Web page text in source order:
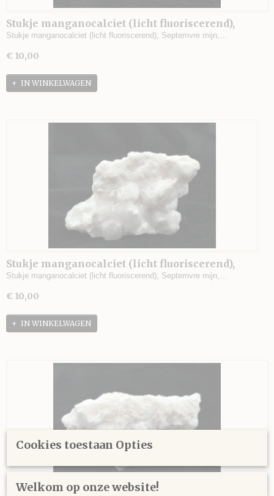
Stukje manganocalciet (licht fluoriscerend),
Septemvre mijn, Madan, Bulgarije - 106 gram - 6 x
Stukje manganocalciet (licht fluoriscerend), Septemvre mijn,…
€ 10,00
IN WINKELWAGEN
Stukje manganocalciet (licht fluoriscerend),
Septemvre mijn, Madan, Bulgarije - 66 gram - 7
Stukje manganocalciet (licht fluoriscerend), Septemvre mijn,…
€ 10,00
IN WINKELWAGEN
Cookies toestaan Opties
Welkom op onze website!